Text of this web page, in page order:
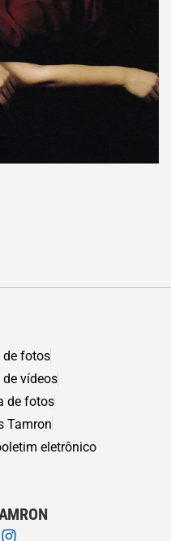
de fotos
de vídeos
de fotos
Tamron
eletrônico